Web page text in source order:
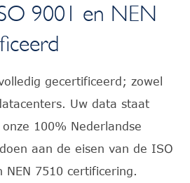
9001 en NEN
gecertificeerd; zowel
Uw data staat
100% Nederlandse
aan de eisen van de ISO
NEN 7510 certificering.